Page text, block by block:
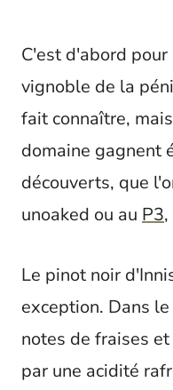
C'est d'abord
vignoble de la
fait connaître,
domaine gagnent
découverts, que
unoaked ou au P3
Le pinot noir
exception. Dans
notes de fraises
par une acidité